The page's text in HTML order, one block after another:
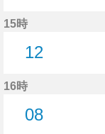
15時
12
16時
08